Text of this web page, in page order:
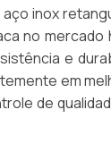
inox
no
e
em
de
Cogne